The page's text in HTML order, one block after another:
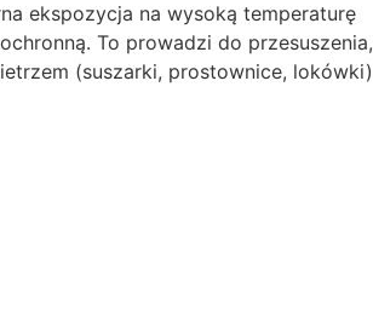
ekspozycja na wysoką temperaturę
To prowadzi do przesuszenia,
(suszarki, prostownice, lokówki)